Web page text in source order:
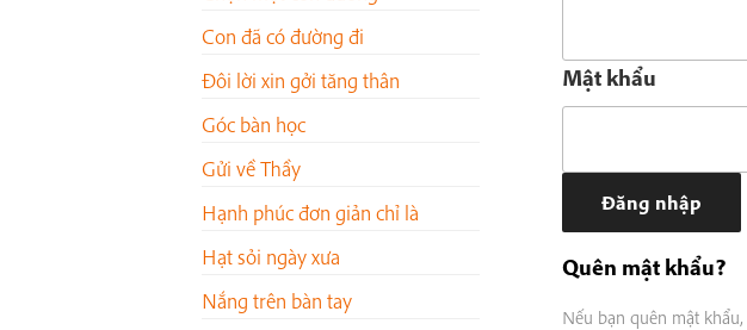
Con đã có đường đi
Đôi lời xin gởi tăng thân
Góc bàn học
Gửi về Thầy
Hạnh phúc đơn giản chỉ là
Hạt sỏi ngày xưa
Nắng trên bàn tay
Mật khẩu
Quên mật khẩu?
Nếu bạn quên mật khẩu,